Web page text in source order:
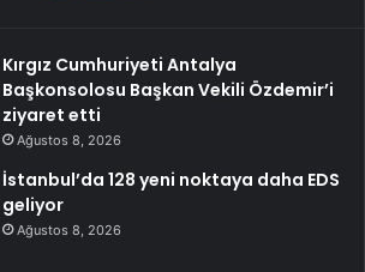
Kırgız Cumhuriyeti Antalya
Başkonsolosu Başkan Vekili Özdemir’i
ziyaret etti
Ağustos 8, 2026
İstanbul’da 128 yeni noktaya daha EDS
geliyor
Ağustos 8, 2026